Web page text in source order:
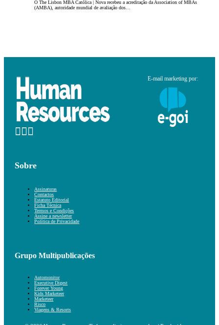
O The Lisbon MBA Católica | Nova recebeu a acreditação da Association of MBAs
(AMBA), autoridade mundial de avaliação dos…
E-mail marketing por:
Sobre
Assinaturas
Contactos
Estatuto Editorial
Ficha Técnica
Termos e Condições
Assine a newsletter
Política de Privacidade
Grupo Multipublicações
Automonitor
Executive Digest
Forever Young
Kids Marketeer
Marketeer
Risco
Viagens & Resorts